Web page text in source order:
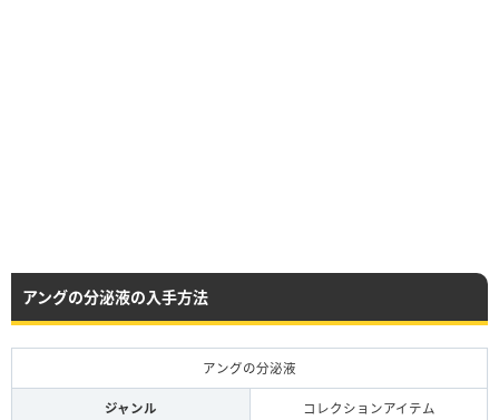
アングの分泌液の入手方法
アングの分泌液
ジャンル コレクションアイテム